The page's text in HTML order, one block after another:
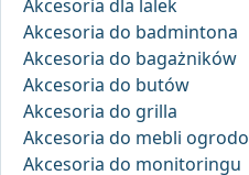
Akcesoria dla lalek
Akcesoria do badmintona
Akcesoria do bagażników
Akcesoria do butów
Akcesoria do grilla
Akcesoria do mebli
Akcesoria do monitoringu